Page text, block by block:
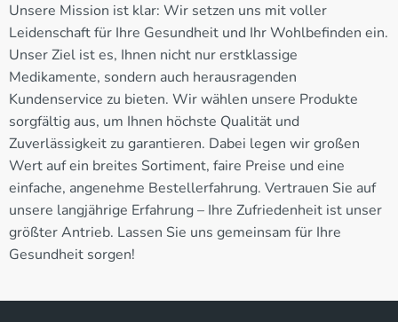
Unsere Mission ist klar: Wir setzen uns mit voller
Leidenschaft für Ihre Gesundheit und Ihr Wohlbefinden ein.
Unser Ziel ist es, Ihnen nicht nur erstklassige
Medikamente, sondern auch herausragenden
Kundenservice zu bieten. Wir wählen unsere Produkte
sorgfältig aus, um Ihnen höchste Qualität und
Zuverlässigkeit zu garantieren. Dabei legen wir großen
Wert auf ein breites Sortiment, faire Preise und eine
einfache, angenehme Bestellerfahrung. Vertrauen Sie auf
unsere langjährige Erfahrung – Ihre Zufriedenheit ist unser
größter Antrieb. Lassen Sie uns gemeinsam für Ihre
Gesundheit sorgen!